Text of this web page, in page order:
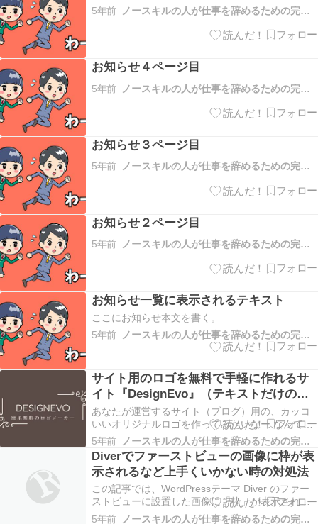
せ欄」。 例えばこんなやつ・・・ キ…
5年前 ノースキルの人が仕事を辞めるための完全攻略マニュアル
お知らせ４ページ目
5年前 ノースキルの人が仕事を辞めるための完全攻略マニュアル
お知らせ３ページ目
5年前 ノースキルの人が仕事を辞めるための完全攻略マニュアル
お知らせ２ページ目
5年前 ノースキルの人が仕事を辞めるための完全攻略マニュアル
お知らせ一覧に表示されるテキスト
ここにお知らせ本文を書く。
5年前
ノースキルの人が仕事を辞めるための完全攻略マニュアル
サイト用のロゴを無料で手軽に作れるサ
イト『DesignEvo』（テキストだけのロ
ゴも作成可能）
あなたが運営するサイト（ブログ）用の、カッコ
いいオリジナルロゴを作ってみたいなー なんて思
ってませんか？ わかば いやー 私はカッコいいの
よりも可愛いやつがいいです 山本 もちろん可愛い
ロゴも作ることができるよ！ ということで、カッ
コ可愛いオリジナルロゴが手軽に作れる、『 De…
5年前 ノースキルの人が仕事を辞めるための完全攻略マニュアル
Diverでファーストビューの画像に枠が表
示されるなど上手くいかない時の対処法
この記事では、WordPressテーマ Diver のファー
ストビューに設置した画像に「枠」が表示される
など、上手くいかない場合の対処法について解説
5年前 ノースキルの人が仕事を辞めるための完全攻略マニュアル